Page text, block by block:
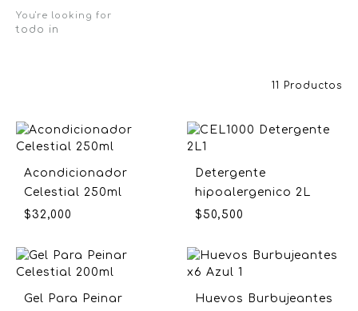
You're looking for
todo in
11 Productos
Acondicionador
Celestial 250ml
$ 32,000
Detergente
hipoalergenico 2L
$ 50,500
Gel Para Peinar
Huevos Burbujeantes